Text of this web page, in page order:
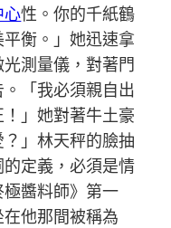
心性。你的千紙鶴
衡。」她迅速拿
測量儀，對著門
「我必須親自出
」她對著牛土豪
」林天秤的臉抽
定義，必須是情
醬料師》第一
他那間被稱為